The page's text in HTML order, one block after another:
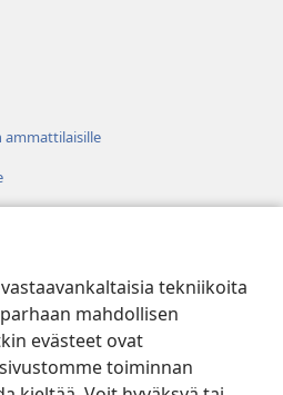
tekniikoita
mahdollisen
evästeet ovat
toiminnan
ammattilaisille